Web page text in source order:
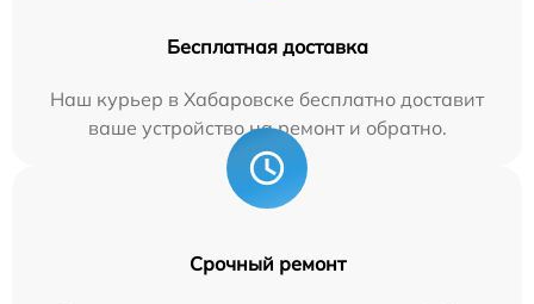
Бесплатная доставка
Наш курьер в Хабаровске бесплатно доставит
ваше устройство на ремонт и обратно.
Срочный ремонт